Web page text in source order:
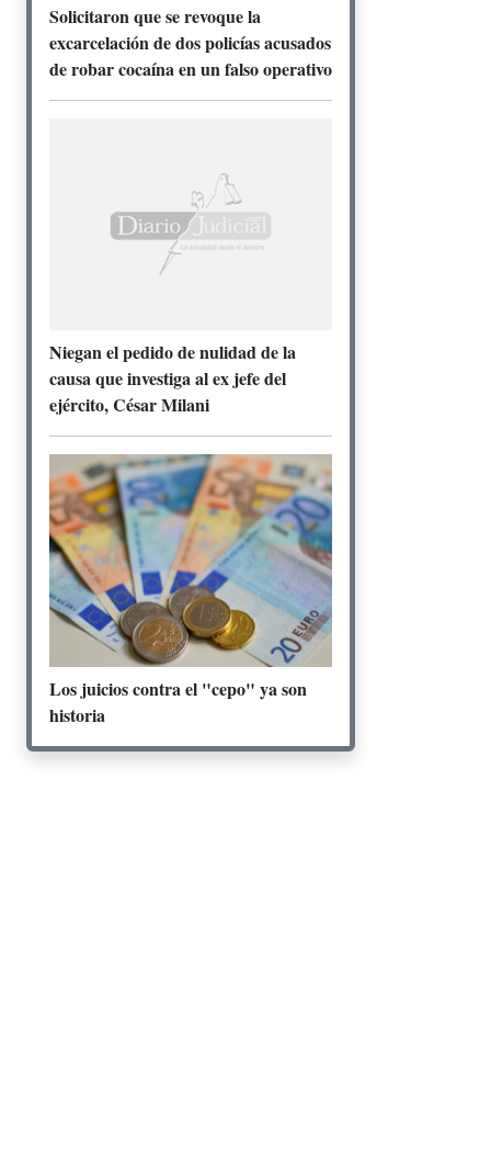
Solicitaron que se revoque la
excarcelación de dos policías acusados
de robar cocaína en un falso operativo
Niegan el pedido de nulidad de la
causa que investiga al ex jefe del
ejército, César Milani
Los juicios contra el "cepo" ya son
historia